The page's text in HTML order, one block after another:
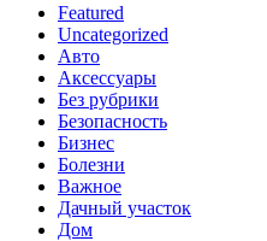
Featured
Uncategorized
Авто
Аксессуары
Без рубрики
Безопасность
Бизнес
Болезни
Важное
Дачный участок
Дом